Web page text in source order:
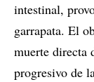
intestinal,
garrapata. El
muerte directa
progresivo de